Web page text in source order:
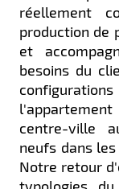
réellement
production de
et
besoins du
centre-ville
neufs dans
Notre retour